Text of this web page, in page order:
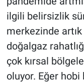
ilgili belirsizlik
merkezinde artık
doğalgaz
çok kırsal
oluyor. Eğer